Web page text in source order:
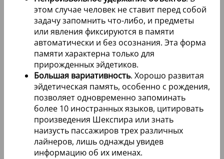
этом случае человек не ставит перед собой
задачу запомнить что-либо, и предметы
или явления фиксируются в памяти
автоматически и без осознания. Эта форма
памяти характерна только для
прирожденных эйдетиков.
Большая вариативность. Хорошо развитая
эйдетическая память, особенно с рождения,
позволяет одновременно запоминать
более 10 иностранных языков, цитировать
произведения Шекспира или знать
наизусть пассажиров трех различных
лайнеров, лишь однажды увидев
информацию об их именах.